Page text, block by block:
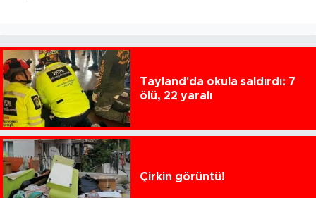
Tayland'da okula saldırdı: 7
ölü, 22 yaralı
Çirkin görüntü!